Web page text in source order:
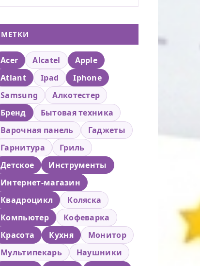
МЕТКИ
Acer Alcatel
Apple
Atlant
Ipad
Iphone
Samsung
Алкотестер
Бренд
Бытовая техника
Варочная панель
Гаджеты
Гарнитура
Гриль
Детское
Инструменты
Интернет-магазин
Квадроцикл
Коляска
Компьютер
Кофеварка
Красота
Кухня
Монитор
Мультипекарь
Наушники